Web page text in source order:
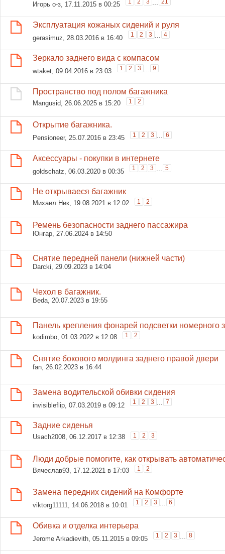
Игорь о-з , 17.11.2015 в 00:25
Эксплуатация кожаных сидений и руля
gerasimuz , 28.03.2016 в 16:40 1 2 3 ... 4
Зеркало заднего вида с компасом
wtaket , 09.04.2016 в 23:03 1 2 3 9
Пространство под полом багажника
Mangusid , 26.06.2025 в 15:20 1 2
Открытие багажника.
Pensioneer, 25.07.2016 в 23:45 1 2 3 6
Аксессуары - покупки в интернете
goldschatz , 06.03.2020 в 00:35 1 2 3 ... 5
Не открываеся багажник
Михаил Ник , 19.08.2021 в 12:02 1 2
Ремень безопасности заднего пассажира
Юнгар , 27.06.2024 в 14:50
Снятие передней панели (нижней части)
Darcki, 29.09.2023 в 14:04
Чехол в багажник.
Beda , 20.07.2023 в 19:55
Панель крепления фонарей подсветки номерного
kodimbo , 01.03.2022 в 12:08 1 2
Снятие бокового молдинга заднего правой двери
fan, 26.02.2023 в 16:44
Замена водительской обивки сидения
invisibleflip , 07.03.2019 в 09:12 1 2 3 7
Задние сиденья
Usach2008 , 06.12.2017 в 12:38 1 2 3
Люди добрые помогите, как открывать
Вячеслав93 , 17.12.2021 в 17:03 1 2
Замена передних сидений на Комфорте
viktorg11111 , 14.06.2018 в 10:01 1 2 3 6
Обивка и отделка интерьера
Jerome Arkadievith , 05.11.2015 в 09:05 1 2 3 8